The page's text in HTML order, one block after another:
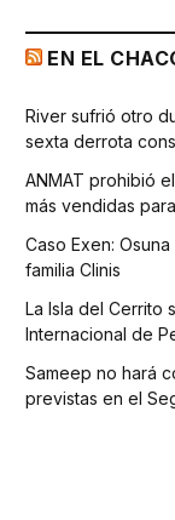
EN EL
River sufrió otro
sexta derrota
ANMAT prohibió
más vendidas
Caso Exen:
familia Clinis
La Isla del Cerrito
Internacional de
Sameep no hará
previstas en el